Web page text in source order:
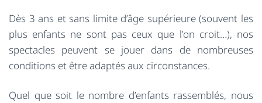
Dès 3 ans et sans limite d’âge supérieure (souvent les
plus enfants ne sont pas ceux que l’on croit…), nos
spectacles peuvent se jouer dans de nombreuses
conditions et être adaptés aux circonstances.
Quel que soit le nombre d’enfants rassemblés, nous